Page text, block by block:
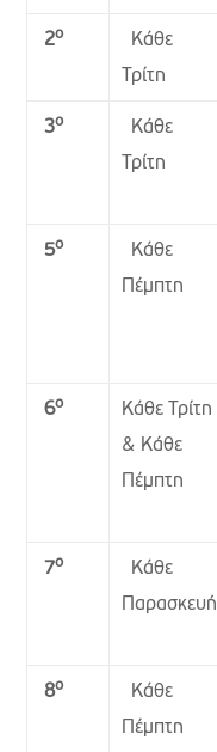
2ο
Κάθε
Τρίτη
3ο
Κάθε
Τρίτη
5ο
Κάθε
Πέμπτη
6ο
Κάθε Τρίτη
& Κάθε
Πέμπτη
7ο
Κάθε
Παρασκευή
8ο
Κάθε
Πέμπτη